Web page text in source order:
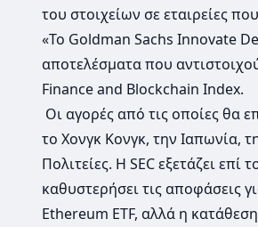
του στοιχείων σε εταιρείες
«Το Goldman Sachs Innovate
αποτελέσματα που
Finance and Blockchain Index.
Οι αγορές από τις οποίες θα
το Χονγκ Κονγκ, την Ιαπωνία,
Πολιτείες. Η SEC εξετάζει
καθυστερήσει τις αποφάσεις
Ethereum ETF, αλλά η